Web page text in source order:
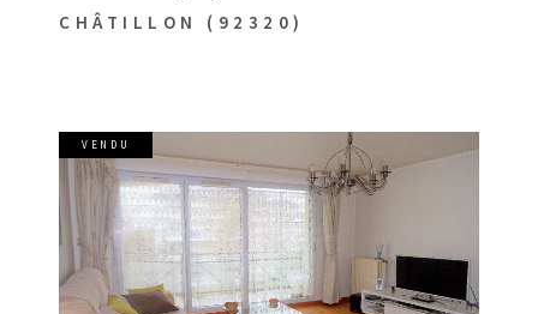
CHÂTILLON (92320)
VENDU
VOIR LE BIEN